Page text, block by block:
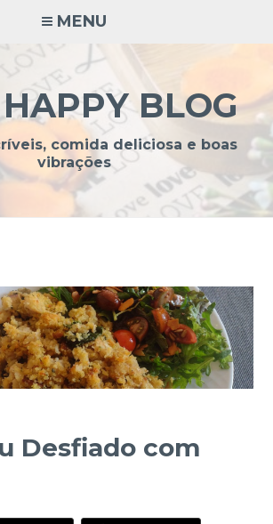
MENU
BLOG
comida deliciosa e boas
vibrações
Desfiado com